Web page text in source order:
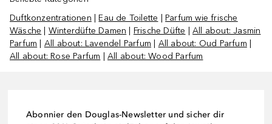
Duftkonzentrationen |Eau de Toilette |Parfum wie frische
Wäsche
Winterdüfte Damen Frische Düfte |All about: Jasmin
Parfum
All about: Lavendel Parfum All about: Oud Parfum
All about: Rose Parfum |All about: Wood Parfum
Abonnier den Douglas-Newsletter und sicher dir